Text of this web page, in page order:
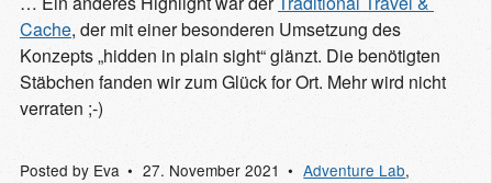
Cache, der mit einer besonderen Umsetzung des
Konzepts „hidden in plain sight“ glänzt. Die benötigten
Stäbchen fanden wir zum Glück for Ort. Mehr wird nicht
verraten ;-)
Posted by Eva 27. November 2021 Adventure Lab,